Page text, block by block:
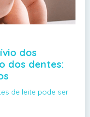
dos
dos dentes:
de leite pode ser